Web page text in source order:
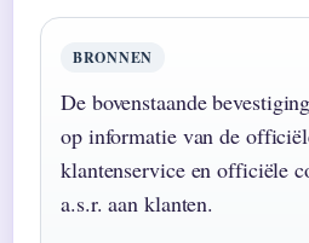
BRONNEN
De bovenstaande
op informatie van de
klantenservice en officiële
a.s.r. aan klanten.